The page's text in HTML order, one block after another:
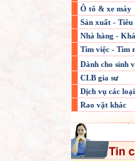
Ô tô & xe máy
Sản xuất - Tiêu
Nhà hàng -
Tìm việc - Tìm
Dành cho sinh
CLB gia sư
Dịch vụ các loại
Rao vặt khác